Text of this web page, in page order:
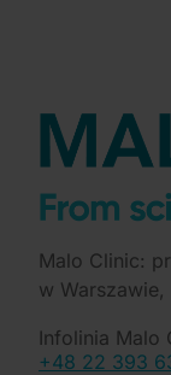
Malo Clinic:
w Warszawie,
Infolinia Malo
+48 22 393